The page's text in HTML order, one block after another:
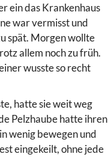
ein das Krankenhaus
war vermisst und
spät. Morgen wollte
allem noch zu früh.
wusste so recht
hatte sie weit weg
Pelzhaube hatte ihren
wenig bewegen und
eingekeilt, ohne jede